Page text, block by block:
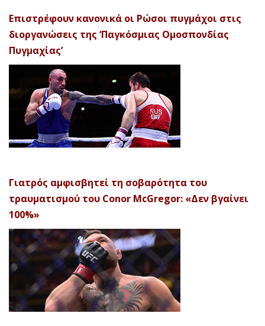
Επιστρέφουν κανονικά οι Ρώσοι πυγμάχοι στις
διοργανώσεις της ‘Παγκόσμιας Ομοσπονδίας
Πυγμαχίας’
Γιατρός αμφισβητεί τη σοβαρότητα του
τραυματισμού του Conor McGregor: «Δεν βγαίνει
100%»